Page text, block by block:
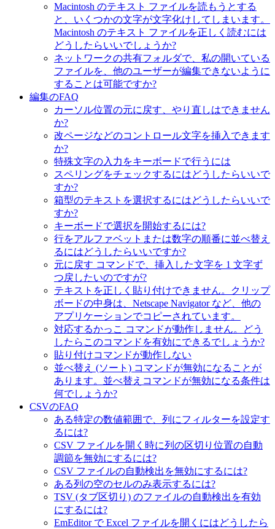
Macintosh のテキスト ファイルを読もうとする
と、いくつかの文字が文字化けしてしまいます。
Macintosh のテキスト ファイルを正しく読むには
どうしたらいいでしょうか?
ネットワークの共有フォルダで、私の開いている
ファイルを、他のユーザーが編集できないように
することは可能ですか?
編集のFAQ
カーソル位置の元に戻す、やり直しはできません
か?
改ページなどのコントロール文字を挿入できます
か?
特殊文字の入力をキーボードで行うには
スペリングをチェックするにはどうしたらいいで
すか?
箱型のテキストを選択するにはどうしたらいいで
すか?
キーボードで選択を開始するには?
行をアルファベットまたは数字の順番に並べ替え
るにはどうしたらいいですか?
元に戻す コマンドで、挿入した文字を 1 文字ず
つ戻したいのですが?
テキストを正しく貼り付けできません。クリップ
ボードの中身は、Netscape Navigator など、他の
アプリケーションでコピーされています。
対応するかっこ コマンドが動作しません。どう
したらこのコマンドを有効にできるでしょうか?
貼り付けコマンドが動作しない
並べ替え (ソート) コマンドが無効になることが
あります。並べ替えコマンドが無効になる条件は
何でしょうか?
CSVのFAQ
ある特定の数値範囲で、列にフィルターを設定す
るには?
CSV ファイルを開く時に列の区切り位置の自動
調節を無効にするには?
CSV ファイルの自動検出を無効にするには?
ある列の空のセルのみ表示するには?
TSV (タブ区切り) のファイルの自動検出を有効
にするには?
EmEditor で Excel ファイルを開くにはどうしたら